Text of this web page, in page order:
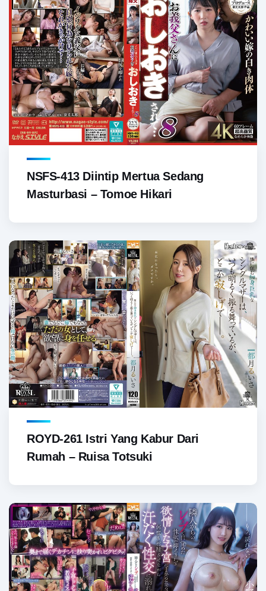
NSFS-413 Diintip Mertua Sedang
Masturbasi – Tomoe Hikari
ROYD-261 Istri Yang Kabur Dari
Rumah – Ruisa Totsuki